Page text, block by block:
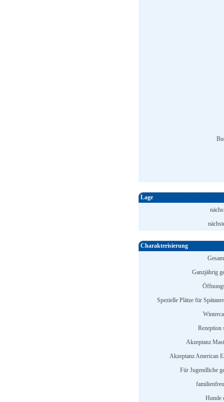
Lage
Charakterisierung
Ganzjährig
Spezielle Plätze für
Rezeption
Akzeptanz
Akzeptanz American
Für Jugendliche
Hunde